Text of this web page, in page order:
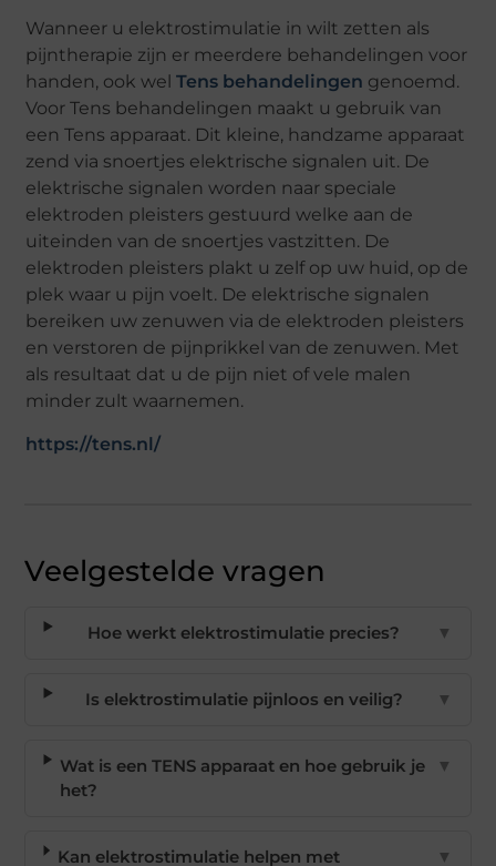
Wanneer u elektrostimulatie in wilt zetten als
pijntherapie zijn er meerdere behandelingen voor
handen, ook welTens behandelingen genoemd.
Voor Tens behandelingen maakt u gebruik van
een Tens apparaat. Dit kleine, handzame apparaat
zend via snoertjes elektrische signalen uit. De
elektrische signalen worden naar speciale
elektroden pleisters gestuurd welke aan de
uiteinden van de snoertjes vastzitten. De
elektroden pleisters plakt u zelf op uw huid, op de
plek waar u pijn voelt. De elektrische signalen
bereiken uw zenuwen via de elektroden pleisters
en verstoren de pijnprikkel van de zenuwen. Met
als resultaat dat u de pijn niet of vele malen
minder zult waarnemen.
https://tens.nl/
Veelgestelde vragen
Hoe werkt elektrostimulatie precies? ▼
Is elektrostimulatie pijnloos en veilig? ▼
Wat is een TENS apparaat en hoe gebruik je
het?
▼
Kan elektrostimulatie helpen met ▼